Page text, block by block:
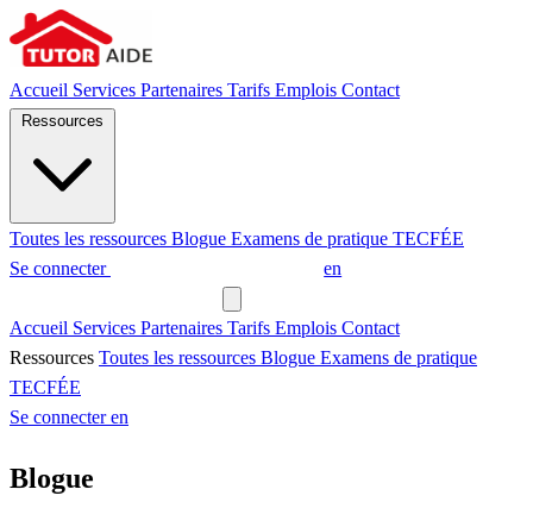
Accueil Services Partenaires Tarifs Emplois Contact
Toutes les ressources Blogue Examens de pratique TECFÉE
Se connecter
en
Accueil Services Partenaires Tarifs Emplois Contact
Ressources Toutes les ressources Blogue Examens de pratique
TECFÉE
Se connecteren
Blogue